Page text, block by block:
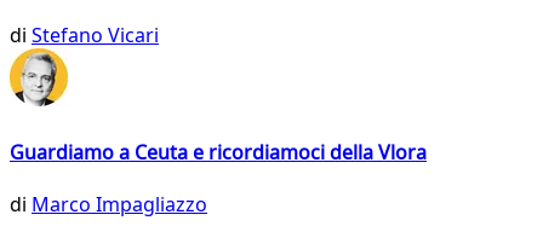
di Stefano Vicari
Guardiamo a Ceuta e ricordiamoci della Vlora
di Marco Impagliazzo